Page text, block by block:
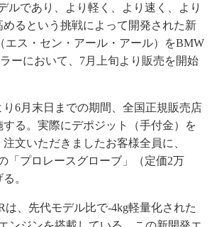
ルであり、より軽く、より速く、より
めるという挑戦によって開発された新
エス・セン・アール・アール）をBMW
ーにおいて、7月上旬より販売を開始
6月末日までの期間、全国正規販売店
る。実際にデポジット（手付金）を
文いただきましたお客様全員に、
「プロレースグローブ」（定価2万
。
は、先代モデル比で-4kg軽量化された